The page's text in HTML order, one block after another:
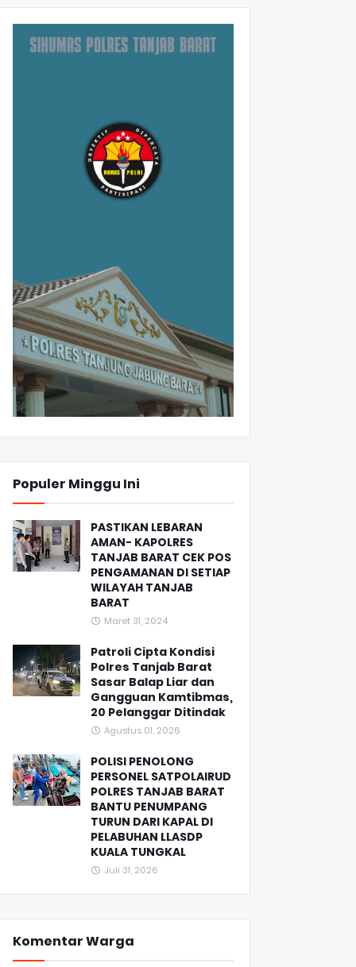
Populer Minggu Ini
PASTIKAN LEBARAN
AMAN- KAPOLRES
TANJAB BARAT CEK POS
PENGAMANAN DI SETIAP
WILAYAH TANJAB
BARAT
Maret 31, 2024
Patroli Cipta Kondisi
Polres Tanjab Barat
Sasar Balap Liar dan
Gangguan Kamtibmas,
20 Pelanggar Ditindak
Agustus 01, 2026
POLISI PENOLONG
PERSONEL SATPOLAIRUD
POLRES TANJAB BARAT
BANTU PENUMPANG
TURUN DARI KAPAL DI
PELABUHAN LLASDP
KUALA TUNGKAL
Juli 31, 2026
Komentar Warga